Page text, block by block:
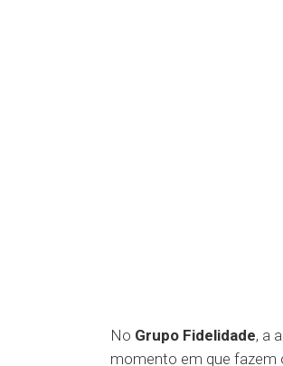
No Grupo Fidelidade, a
momento em que fazem